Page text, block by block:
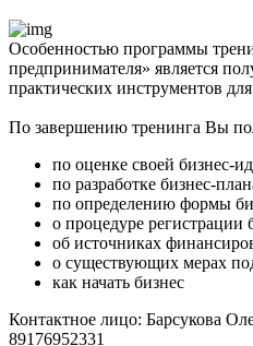
Особенностью программы
предпринимателя» является
практических инструментов
По завершению тренинга Вы
по оценке своей бизнес-
по разработке бизнес-
по определению формы
о процедуре регистрации
об источниках
о существующих мерах
как начать бизнес
Контактное лицо: Барсукова
89176952331